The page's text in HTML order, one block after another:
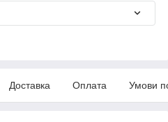
Доставка Оплата Умови